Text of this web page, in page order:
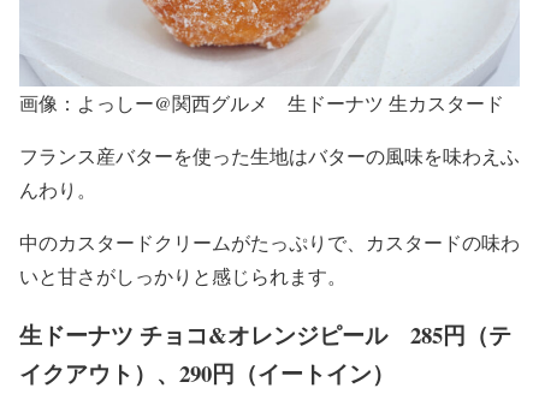
画像：よっしー@関西グルメ 生ドーナツ 生カスタード
フランス産バターを使った生地はバターの風味を味わえふ
んわり。
中のカスタードクリームがたっぷりで、カスタードの味わ
いと甘さがしっかりと感じられます。
生ドーナツ チョコ&オレンジピール 285円（テ
イクアウト）、290円（イートイン）